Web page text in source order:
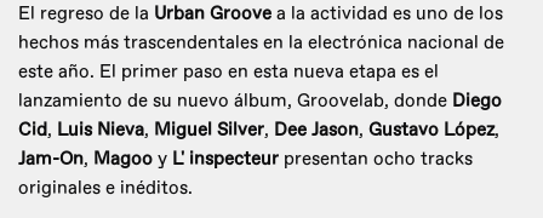
El regreso de la Urban Groove a la actividad es uno de los
hechos más trascendentales en la electrónica nacional de
este año. El primer paso en esta nueva etapa es el
lanzamiento de su nuevo álbum, Groovelab, donde Diego
Cid, Luis Nieva, Miguel Silver, Dee Jason, Gustavo López,
Jam-On, Magoo y L' inspecteur presentan ocho tracks
originales e inéditos.